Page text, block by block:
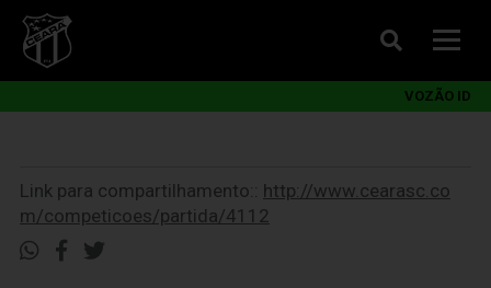
VOZÃO ID
Link para compartilhamento:: http://www.cearasc.co
m/competicoes/partida/4112